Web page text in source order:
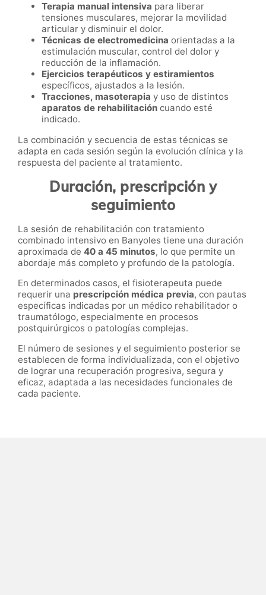
Terapia manual intensiva para liberar
tensiones musculares, mejorar la movilidad
articular y disminuir el dolor.
Técnicas de electromedicina orientadas a la
estimulación muscular, control del dolor y
reducción de la inflamación.
Ejercicios terapéuticos y estiramientos
específicos, ajustados a la lesión.
Tracciones, masoterapia y uso de distintos
aparatos de rehabilitación cuando esté
indicado.
La combinación y secuencia de estas técnicas se
adapta en cada sesión según la evolución clínica y la
respuesta del paciente al tratamiento.
Duración, prescripción y
seguimiento
La sesión de rehabilitación con tratamiento
combinado intensivo en Banyoles tiene una duración
aproximada de 40 a 45 minutos, lo que permite un
abordaje más completo y profundo de la patología.
En determinados casos, el fisioterapeuta puede
requerir una prescripción médica previa, con pautas
específicas indicadas por un médico rehabilitador o
traumatólogo, especialmente en procesos
postquirúrgicos o patologías complejas.
El número de sesiones y el seguimiento posterior se
establecen de forma individualizada, con el objetivo
de lograr una recuperación progresiva, segura y
eficaz, adaptada a las necesidades funcionales de
cada paciente.